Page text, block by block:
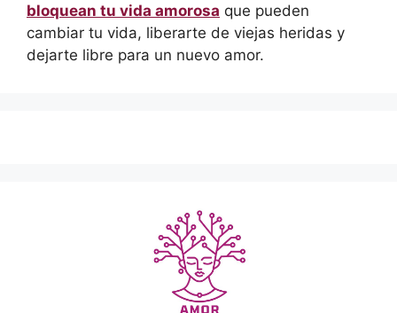
bloquean tu vida amorosa que pueden
cambiar tu vida, liberarte de viejas heridas y
dejarte libre para un nuevo amor.